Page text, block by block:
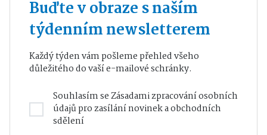
Buďte v obraze s naším
týdenním newsletterem
Každý týden vám pošleme přehled všeho
důležitého do vaší e-mailové schránky.
Souhlasím seZásadami zpracování osobních
údajůpro zasílání novinek a obchodních
sdělení